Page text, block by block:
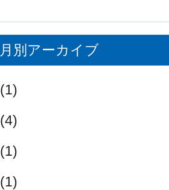
月別アーカイブ
(1)
(4)
(1)
(1)